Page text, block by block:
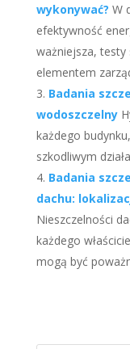
wykonywać? W
efektywność
ważniejsza, testy
elementem
Badania
wodoszczelny
każdego
szkodliwym
Badania
dachu:
Nieszczelności
każdego
mogą być